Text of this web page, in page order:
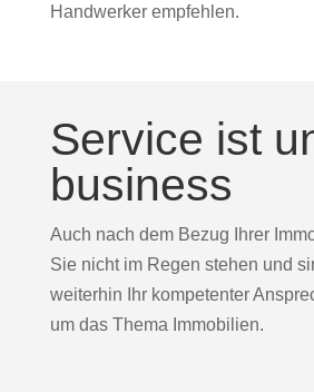
Handwerker empfehlen.
Service ist
business
Auch nach dem Bezug Ihrer
Sie nicht im Regen stehen und
weiterhin Ihr kompetenter
um das Thema Immobilien.